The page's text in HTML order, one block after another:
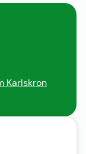
Karlskron